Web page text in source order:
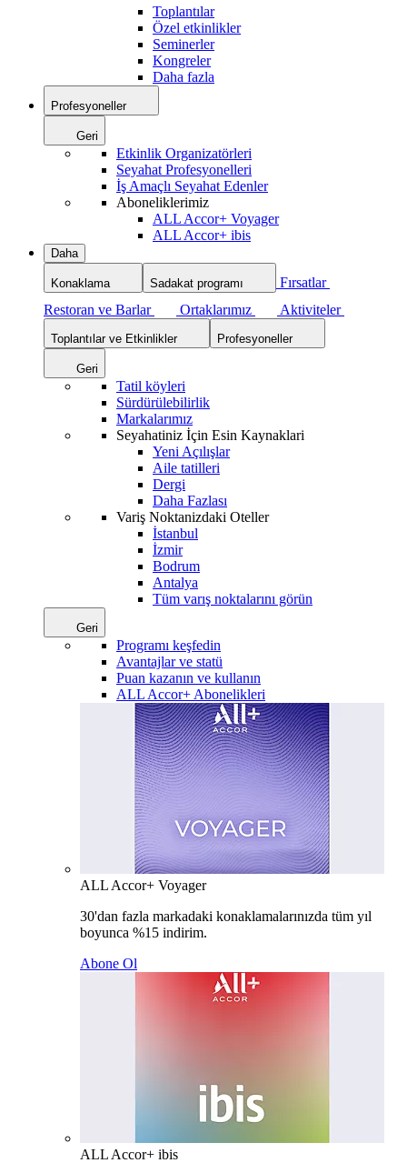
Toplantılar
Özel etkinlikler
Seminerler
Kongreler
Daha fazla
Profesyoneller
Geri
Etkinlik Organizatörleri
Seyahat Profesyonelleri
İş Amaçlı Seyahat Edenler
Aboneliklerimiz
ALL Accor+ Voyager
ALL Accor+ ibis
Daha
Konaklama Sadakat programı
Fırsatlar
Restoran ve Barlar
Ortaklarımız Aktiviteler
Toplantılar ve Etkinlikler Profesyoneller
Geri
Tatil köyleri
Sürdürülebilirlik
Markalarımız
Seyahatiniz İçin Esin Kaynaklari
Yeni Açılışlar
Aile tatilleri
Dergi
Daha Fazlası
Variş Noktanizdaki Oteller
İstanbul
İzmir
Bodrum
Antalya
Tüm varış noktalarını görün
Geri
Programı keşfedin
Avantajlar ve statü
Puan kazanın ve kullanın
ALL Accor+ Abonelikleri
ALL Accor+ Voyager
30'dan fazla markadaki konaklamalarınızda tüm yıl
boyunca %15 indirim.
Abone Ol
ALL Accor+ ibis